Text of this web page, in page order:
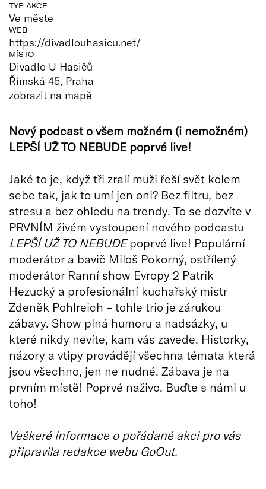
TYP AKCE
Ve měste
WEB
https://divadlouhasicu.net/
MÍSTO
Divadlo U Hasičů
Římská 45, Praha
zobrazit na mapě
Nový podcast o všem možném (i nemožném)
LEPŠÍ UŽ TO NEBUDE poprvé live!
Jaké to je, když tři zralí muži řeší svět kolem
sebe tak, jak to umí jen oni? Bez filtru, bez
stresu a bez ohledu na trendy. To se dozvíte v
PRVNÍM živém vystoupení nového podcastu
LEPŠÍ UŽ TO NEBUDEpoprvé live! Populární
moderátor a bavič Miloš Pokorný, ostřílený
moderátor Ranní show Evropy 2 Patrik
Hezucký a profesionální kuchařský mistr
Zdeněk Pohlreich – tohle trio je zárukou
zábavy. Show plná humoru a nadsázky, u
které nikdy nevíte, kam vás zavede. Historky,
názory a vtipy provádějí všechna témata která
jsou všechno, jen ne nudné. Zábava je na
prvním místě! Poprvé naživo. Buďte s námi u
toho!
Veškeré informace o pořádané akci pro vás
připravila redakce webu GoOut.